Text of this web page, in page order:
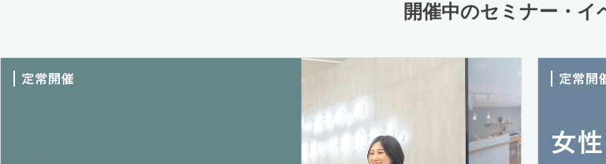
開催中のセミナー・イ